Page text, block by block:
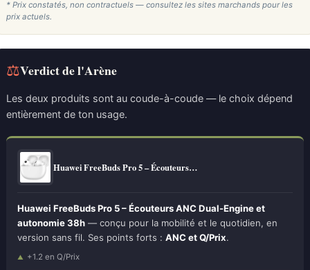
* Prix constatés, non contractuels — consultez les sites marchands pour les
prix actuels.
⚖Verdict de l'Arène
Les deux produits sont au coude-à-coude — le choix dépend
entièrement de ton usage.
Huawei FreeBuds Pro 5 – Écouteurs…
Huawei FreeBuds Pro 5 – Écouteurs ANC Dual-Engine et
autonomie 38h — conçu pour la mobilité et le quotidien, en
version sans fil. Ses points forts : ANC et Q/Prix.
+1.2 en Q/Prix